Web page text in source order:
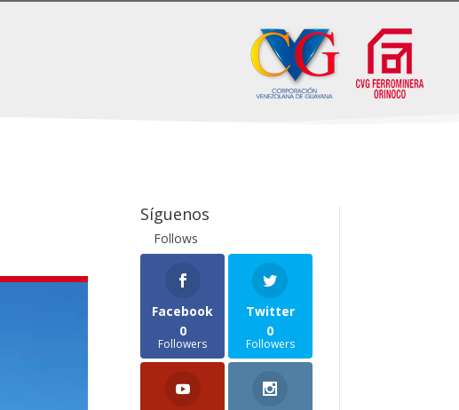
Síguenos
Follows
Facebook
0
Followers
Twitter
0
Followers